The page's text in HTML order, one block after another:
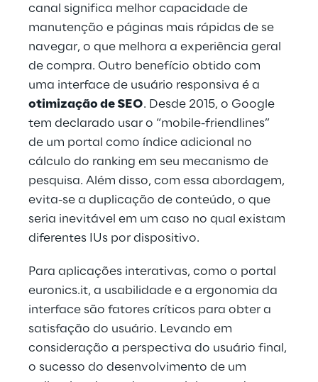
canal significa melhor capacidade de
manutenção e páginas mais rápidas de se
navegar, o que melhora a experiência geral
de compra. Outro benefício obtido com
uma interface de usuário responsiva é a
otimização de SEO. Desde 2015, o Google
tem declarado usar o “mobile-friendlines”
de um portal como índice adicional no
cálculo do ranking em seu mecanismo de
pesquisa. Além disso, com essa abordagem,
evita-se a duplicação de conteúdo, o que
seria inevitável em um caso no qual existam
diferentes IUs por dispositivo.
Para aplicações interativas, como o portal
euronics.it, a usabilidade e a ergonomia da
interface são fatores críticos para obter a
satisfação do usuário. Levando em
consideração a perspectiva do usuário final,
o sucesso do desenvolvimento de um